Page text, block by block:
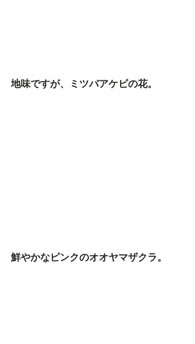
地味ですが、ミツバアケビの花。
鮮やかなピンクのオオヤマザクラ。